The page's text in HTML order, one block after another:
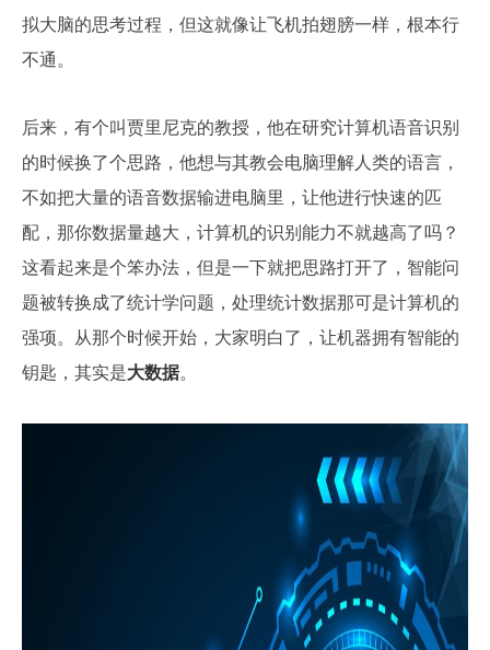
拟大脑的思考过程，但这就像让飞机拍翅膀一样，根本行
不通。
后来，有个叫贾里尼克的教授，他在研究计算机语音识别
的时候换了个思路，他想与其教会电脑理解人类的语言，
不如把大量的语音数据输进电脑里，让他进行快速的匹
配，那你数据量越大，计算机的识别能力不就越高了吗？
这看起来是个笨办法，但是一下就把思路打开了，智能问
题被转换成了统计学问题，处理统计数据那可是计算机的
强项。从那个时候开始，大家明白了，让机器拥有智能的
钥匙，其实是大数据。